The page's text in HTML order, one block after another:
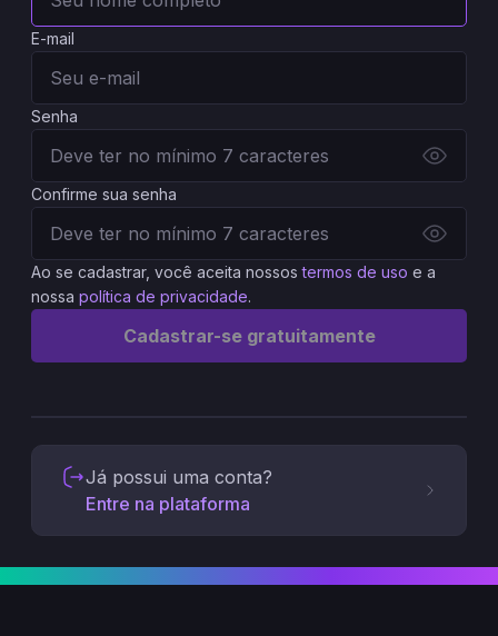
E-mail
Senha
Confirme sua senha
Ao se cadastrar, você aceita nossos termos de uso e a
nossa política de privacidade.
Cadastrar-se gratuitamente
Já possui uma conta?
Entre na plataforma